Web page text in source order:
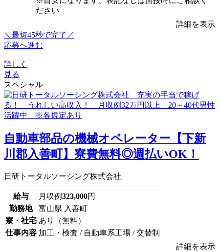
ださい
詳細を表示
＼最短45秒で完了／
応募へ進む
詳しく
見る
スペシャル
自動車部品の機械オペレーター【下新
川郡入善町】寮費無料◎週払いOK！
日研トータルソーシング株式会社
給与 月収例323,000円
勤務地
富山県 入善町
寮・社宅 あり（無料）
仕事内容 加工・検査 / 自動車系工場 / 交替制
詳細を表示